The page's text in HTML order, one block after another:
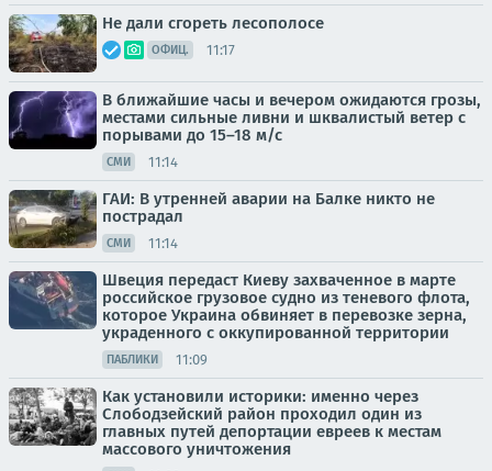
Не дали сгореть лесополосе
ОФИЦ. 11:17
В ближайшие часы и вечером ожидаются грозы,
местами сильные ливни и шквалистый ветер с
порывами до 15–18 м/с
СМИ 11:14
ГАИ: В утренней аварии на Балке никто не
пострадал
СМИ 11:14
Швеция передаст Киеву захваченное в марте
российское грузовое судно из теневого флота,
которое Украина обвиняет в перевозке зерна,
украденного с оккупированной территории
ПАБЛИКИ 11:09
Как установили историки: именно через
Слободзейский район проходил один из
главных путей депортации евреев к местам
массового уничтожения